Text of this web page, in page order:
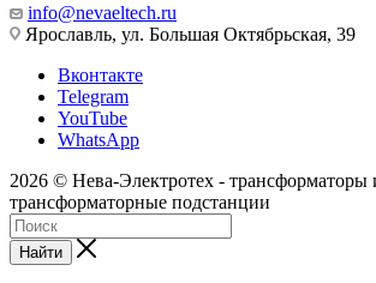
info@nevaeltech.ru
Ярославль, ул. Большая Октябрьская, 39
Вконтакте
Telegram
YouTube
WhatsApp
2026 © Нева-Электротех - трансформаторы
трансформаторные подстанции
Найти